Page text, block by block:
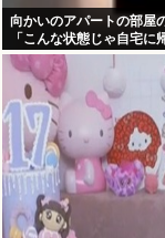
向かいのアパートの部屋
「こんな状態じゃ自宅に